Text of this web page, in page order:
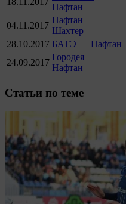
Нафтан
04.11.2017
Нафтан —
Шахтер
28.10.2017 БАТЭ — Нафтан
24.09.2017
Городея —
Нафтан
Cтатьи по теме